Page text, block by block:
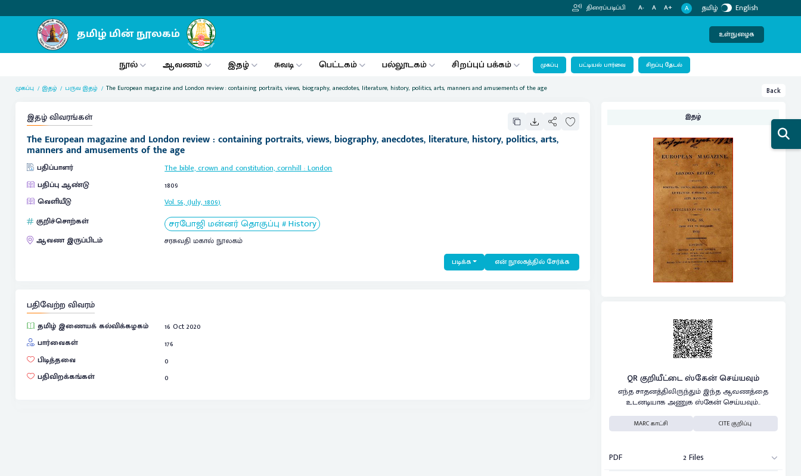
திரைப்படிப்பி A- A A+ A தமிழ் English
உள்நுழைக
நூல் ஆவணம் இதழ் சுவடி பெட்டகம் பல்லூடகம் சிறப்புப் பக்கம் முகப்பு பட்டியல் பார்வை சிறப்பு தேடல்
முகப்பு இதழ் பருவ இதழ் The European magazine and London review : containing portraits, views, biography, anecdotes, literature, history, politics, arts, manners and amusements of the age Back
இதழ் விவரங்கள்
The European magazine and London review : containing portraits, views, biography, anecdotes, literature, history, politics, arts,
manners and amusements of the age
பதிப்பாளர் The bible, crown and constitution, cornhill:London
பதிப்பு ஆண்டு
1809
வெளியீடு
Vol. 56, (July, 1809)
குறிச்சொற்கள்
சரபோஜி மன்னர் தொகுப்பு # History
ஆவண இருப்பிடம் சரசுவதி மகால் நூலகம்
படிக்க என் நூலகத்தில் சேர்க்க
பதிவேற்ற விவரம்
தமிழ் இணையக் கல்விக்கழகம்
16 Oct 2020
பார்வைகள்
176
பிடித்தவை
0
பதிவிறக்கங்கள்
0
இதழ்
QR குறியீட்டை ஸ்கேன் செய்யவும்
எந்த சாதனத்திலிருந்தும் இந்த ஆவணத்தை
உடனடியாக அணுக ஸ்கேன் செய்யவும்..
MARC காட்சி CITE குறிப்பு
PDF 2 Files